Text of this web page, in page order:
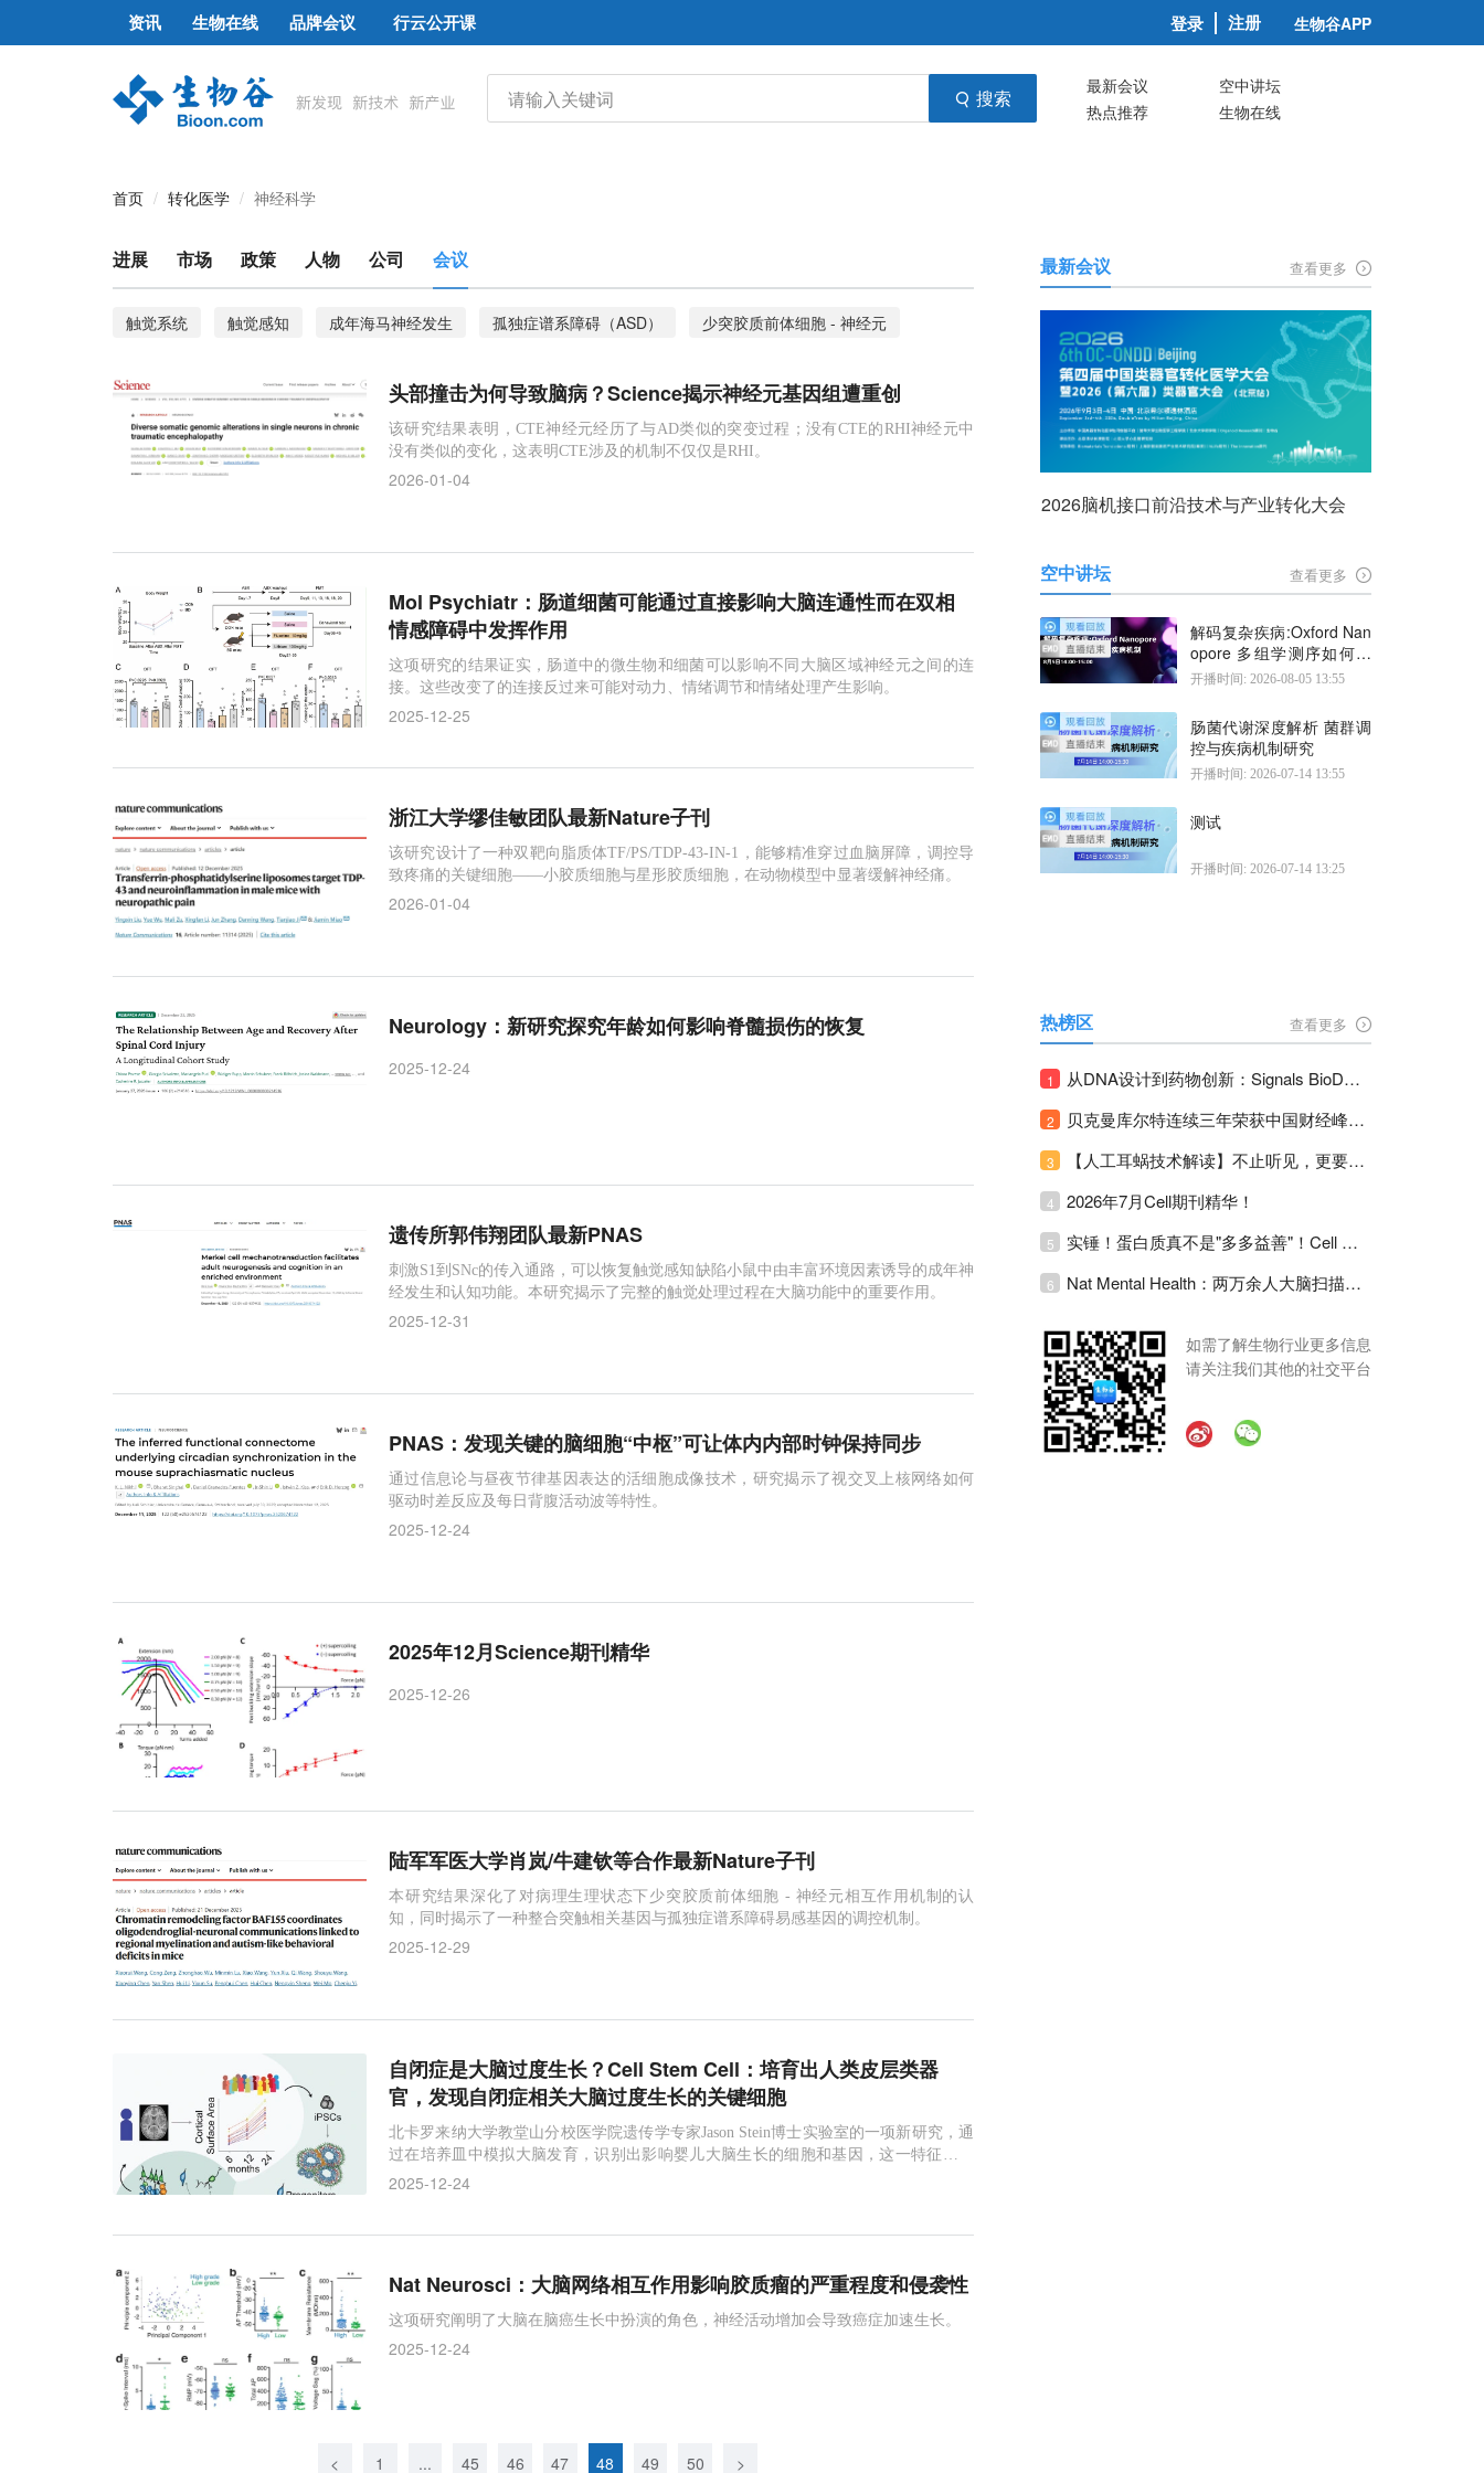
资讯 生物在线 品牌会议 行云公开课 登录 注册 生物谷APP
搜索 最新会议
空中讲坛
热点推荐
生物在线
首页 转化医学 神经科学
进展 市场 政策 人物 公司 会议
触觉系统 触觉感知 成年海马神经发生 孤独症谱系障碍（ASD）
少突胶质前体细胞 - 神经元
星形胶质细胞
神经退行性疾病
头部撞击为何导致脑病？Science揭示神经元基因组遭重创
该研究结果表明，CTE神经元经历了与AD类似的突变过程；没有CTE的RHI神经元中
没有类似的变化，这表明CTE涉及的机制不仅仅是RHI。
2026-01-04
Mol Psychiatr：肠道细菌可能通过直接影响大脑连通性而在双相
情感障碍中发挥作用
这项研究的结果证实，肠道中的微生物和细菌可以影响不同大脑区域神经元之间的连
接。这些改变了的连接反过来可能对动力、情绪调节和情绪处理产生影响。
2025-12-25
浙江大学缪佳敏团队最新Nature子刊
该研究设计了一种双靶向脂质体TF/PS/TDP-43-IN-1，能够精准穿过血脑屏障，调控导
致疼痛的关键细胞——小胶质细胞与星形胶质细胞，在动物模型中显著缓解神经痛。
2026-01-04
Neurology：新研究探究年龄如何影响脊髓损伤的恢复
2025-12-24
遗传所郭伟翔团队最新PNAS
刺激S1到SNc的传入通路，可以恢复触觉感知缺陷小鼠中由丰富环境因素诱导的成年神
经发生和认知功能。本研究揭示了完整的触觉处理过程在大脑功能中的重要作用。
2025-12-31
PNAS：发现关键的脑细胞“中枢”可让体内内部时钟保持同步
通过信息论与昼夜节律基因表达的活细胞成像技术，研究揭示了视交叉上核网络如何
驱动时差反应及每日背腹活动波等特性。
2025-12-24
2025年12月Science期刊精华
2025-12-26
陆军军医大学肖岚/牛建钦等合作最新Nature子刊
本研究结果深化了对病理生理状态下少突胶质前体细胞 - 神经元相互作用机制的认
知，同时揭示了一种整合突触相关基因与孤独症谱系障碍易感基因的调控机制。
2025-12-29
自闭症是大脑过度生长？Cell Stem Cell：培育出人类皮层类器
官，发现自闭症相关大脑过度生长的关键细胞
北卡罗来纳大学教堂山分校医学院遗传学专家Jason Stein博士实验室的一项新研究，通
过在培养皿中模拟大脑发育，识别出影响婴儿大脑生长的细胞和基因，这一特征与自
闭症相关。
2025-12-24
Nat Neurosci：大脑网络相互作用影响胶质瘤的严重程度和侵袭性
这项研究阐明了大脑在脑癌生长中扮演的角色，神经活动增加会导致癌症加速生长。
2025-12-24
< 1 ... 45 46 47 48 49 50 >
最新会议 查看更多
2026脑机接口前沿技术与产业转化大会
空中讲坛 查看更多
解码复杂疾病:Oxford Nan
opore 多组学测序如何揭
示疾病机制
开播时间: 2026-08-05 13:55
肠菌代谢深度解析 菌群调
控与疾病机制研究
开播时间: 2026-07-14 13:55
测试
开播时间: 2026-07-14 13:25
热榜区 查看更多
1 从DNA设计到药物创新：Signals BioDesign如何重塑分子生物学研发生态！
2 贝克曼库尔特连续三年荣获中国财经峰会三项大奖！
3 【人工耳蜗技术解读】不止听见，更要听见未来 ---- 智能耳蜗，开启人工耳蜗技术新纪元！
4 2026年7月Cell期刊精华！
5 实锤！蛋白质真不是"多多益善"！Cell Press Blue：适度限蛋白，反而拉长健康寿命！
6 Nat Mental Health：两万余人大脑扫描刷新抑郁脑科学认知！抑郁不只是情绪病，视觉、运动脑区同步受损！
如需了解生物行业更多信息
请关注我们其他的社交平台